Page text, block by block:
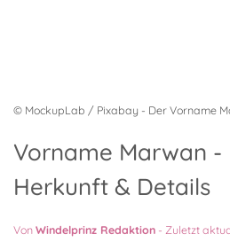
© MockupLab / Pixabay - Der Vorname
Vorname Marwan -
Herkunft & Details
VonWindelprinz Redaktion - Zuletzt